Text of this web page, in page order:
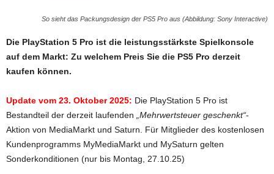
So sieht das Packungsdesign der PS5 Pro aus (Abbildung: Sony Interactive)
Die PlayStation 5 Pro ist die leistungsstärkste Spielkonsole
auf dem Markt: Zu welchem Preis Sie die PS5 Pro derzeit
kaufen können.
Update vom 23. Oktober 2025: Die PlayStation 5 Pro ist
Bestandteil der derzeit laufenden
„Mehrwertsteuer geschenkt“-
Aktion von MediaMarkt und Saturn. Für Mitglieder des kostenlosen
Kundenprogramms MyMediaMarkt und MySaturn gelten
Sonderkonditionen (nur bis Montag, 27.10.25)